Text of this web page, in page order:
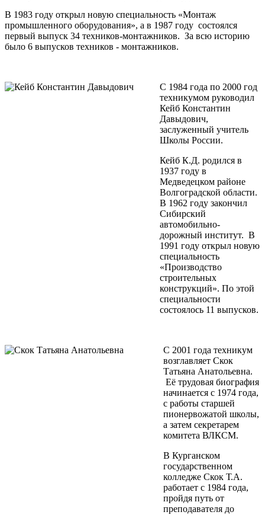
В 1983 году открыл новую специальность «Монтаж
промышленного оборудования», а в 1987 году состоялся
первый выпуск 34 техников-монтажников. За всю историю
было 6 выпусков техников - монтажников.
С 1984 года по 2000 год
техникумом руководил
Кейб Константин
Давыдович,
заслуженный учитель
Школы России.
Кейб К.Д. родился в
1937 году в
Медведецком районе
Волгоградской области.
В 1962 году закончил
Сибирский
автомобильно-
дорожный институт. В
1991 году открыл новую
специальность
«Производство
строительных
конструкций». По этой
специальности
состоялось 11 выпусков.
С 2001 года техникум
возглавляет Скок
Татьяна Анатольевна.
Её трудовая биография
начинается с 1974 года,
с работы старшей
пионервожатой школы,
а затем секретарем
комитета ВЛКСМ.
В Курганском
государственном
колледже Скок Т.А.
работает с 1984 года,
пройдя путь от
преподавателя до